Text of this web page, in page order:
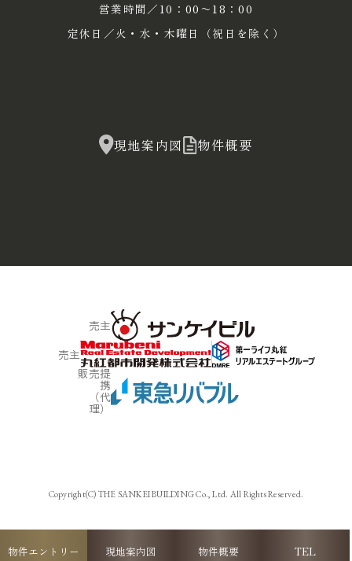
物件エントリー 現地案内図 物件概要 TEL
営業時間／10：00〜18：00
定休日／火・水・木曜日（祝日を除く）
現地案内図 物件概要
売主
売主
販売提
携
（代
理）
Copyright(C) THE SANKEI BUILDING Co., Ltd. All Rights Reserved.